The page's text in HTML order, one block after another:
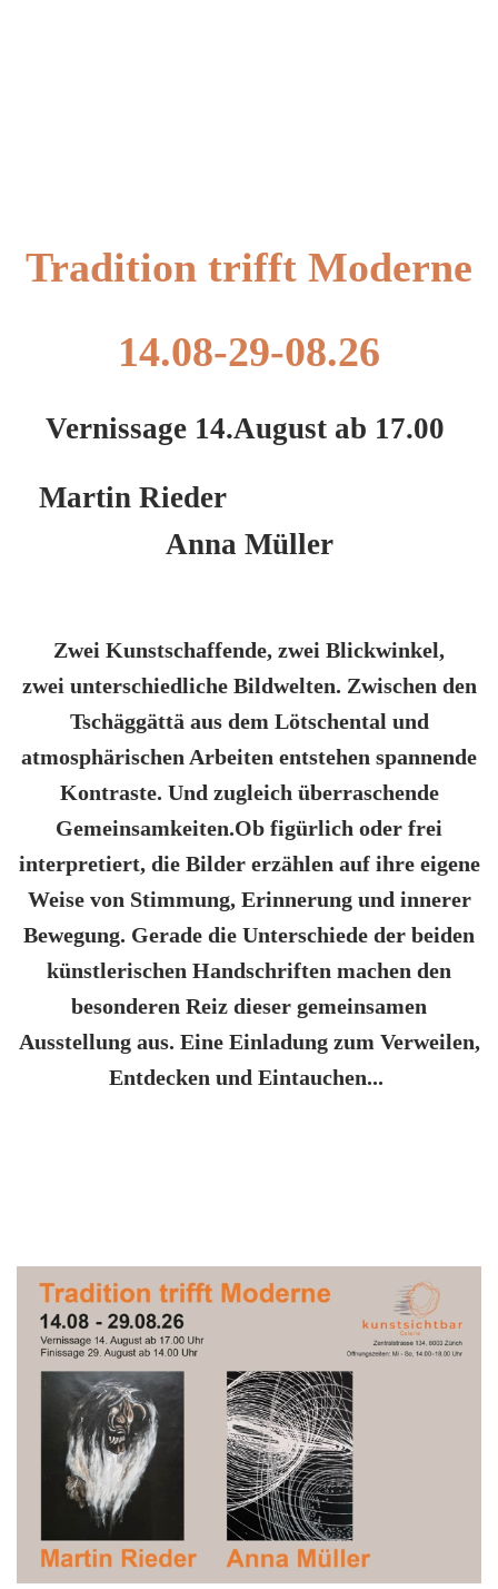
Tradition trifft Moderne
14.08-29-08.26
Vernissage 14.August ab 17.00
Martin Rieder
Anna Müller
Zwei Kunstschaffende, zwei Blickwinkel,
zwei unterschiedliche Bildwelten. Zwischen den
Tschäggättä aus dem Lötschental und
atmosphärischen Arbeiten entstehen spannende
Kontraste. Und zugleich überraschende
Gemeinsamkeiten.Ob figürlich oder frei
interpretiert, die Bilder erzählen auf ihre eigene
Weise von Stimmung, Erinnerung und innerer
Bewegung. Gerade die Unterschiede der beiden
künstlerischen Handschriften machen den
besonderen Reiz dieser gemeinsamen
Ausstellung aus. Eine Einladung zum Verweilen,
Entdecken und Eintauchen...